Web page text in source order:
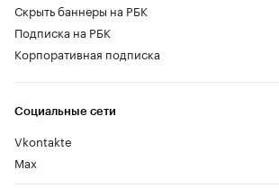
Социальные сети
Vkontakte
Max
Скрыть баннеры на РБК
Подписка на РБК
Корпоративная подписка